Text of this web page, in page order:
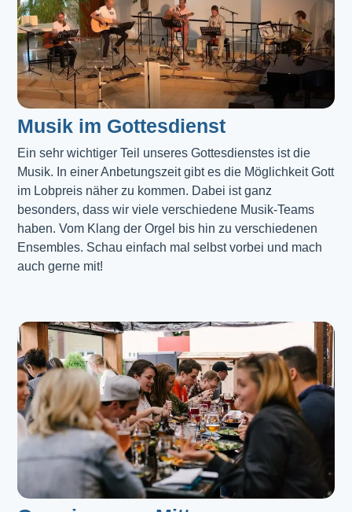
Musik im Gottesdienst​
Ein sehr wichtiger Teil unseres Gottesdienstes ist die
Musik. In einer Anbetungszeit gibt es die Möglichkeit Gott
im Lobpreis näher zu kommen. Dabei ist ganz
besonders, dass wir viele verschiedene Musik-Teams
haben. Vom Klang der Orgel bis hin zu verschiedenen
Ensembles. Schau einfach mal selbst vorbei und mach
auch gerne mit!